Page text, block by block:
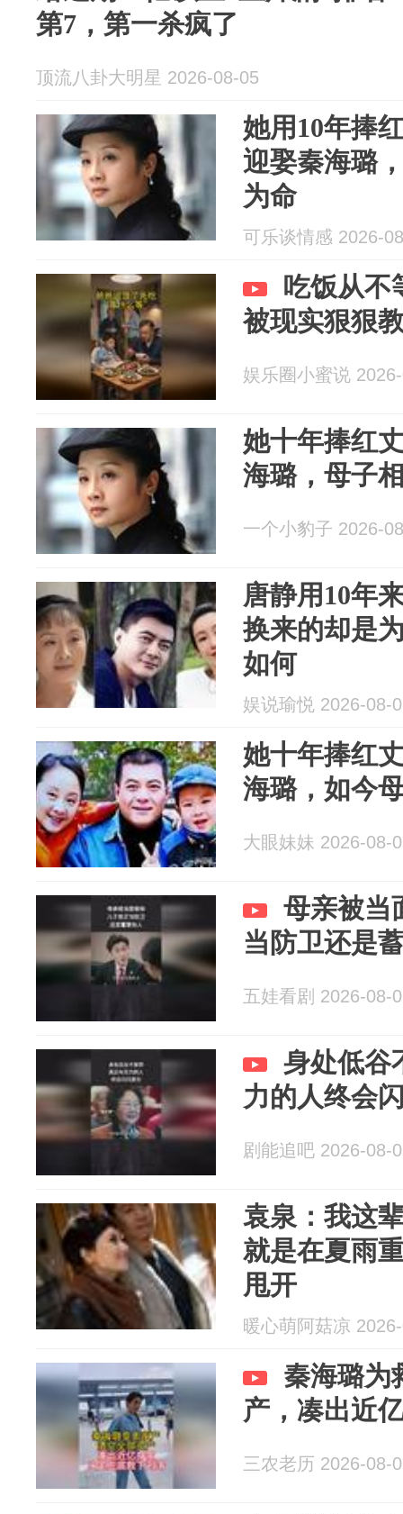
第7，第一杀疯了
顶流八卦大明星 2026-08-05
她用10年捧
迎娶秦海璐
为命
可乐谈情感 2026-
吃饭从不
被现实狠狠
娱乐圈小蜜说
她十年捧红
海璐，母子
一个小豹子 2026-
唐静用10年
换来的却是
如何
娱说瑜悦 2026-08-
她十年捧红
海璐，如今
大眼妹妹 2026-08-
母亲被当
当防卫还是
五娃看剧 2026-08-
身处低谷
力的人终会
剧能追吧 2026-08-
袁泉：我这
就是在夏雨
甩开
暖心萌阿菇凉
秦海璐为
产，凑出近
三农老历 2026-08-